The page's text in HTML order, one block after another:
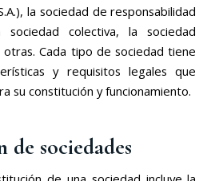
la sociedad de responsabilidad
sociedad colectiva, la sociedad
Cada tipo de sociedad tiene
y requisitos legales que
su constitución y funcionamiento.
sociedades